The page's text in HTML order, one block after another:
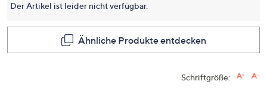
Der Artikel ist leider nicht verfügbar.
Ähnliche Produkte entdecken
Schriftgröße: